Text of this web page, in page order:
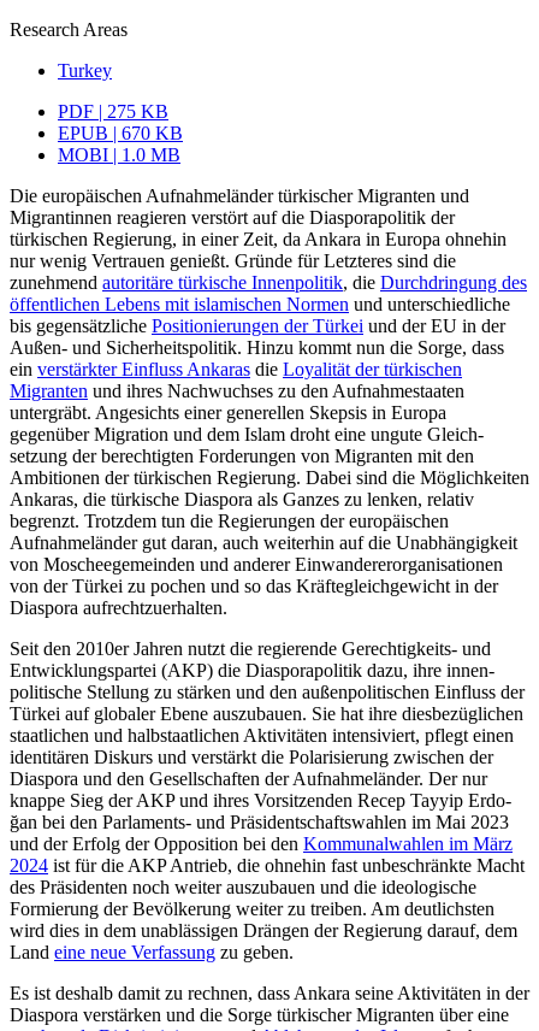
Research Areas
Turkey
PDF | 275 KB
EPUB | 670 KB
MOBI | 1.0 MB
Die europäischen Aufnahmeländer türkischer Migranten und
Migrantinnen reagieren verstört auf die Diasporapolitik der
türkischen Regierung, in einer Zeit, da Ankara in Europa ohnehin
nur wenig Vertrauen genießt. Gründe für Letzteres sind die
zunehmend autoritäre türkische Innenpolitik, die Durchdringung des
öffentlichen Lebens mit islamischen Normen und unterschiedliche
bis gegensätzliche Positionierungen der Türkei und der EU in der
Außen- und Sicherheitspolitik. Hinzu kommt nun die Sorge, dass
ein verstärkter Einfluss Ankaras die Loyalität der türkischen
Migranten und ihres Nachwuchses zu den Aufnahmestaaten
untergräbt. Angesichts einer gene­rellen Skepsis in Europa
gegenüber Migration und dem Islam droht eine ungute Gleich­
setzung der berechtigten Forderungen von Migranten mit den
Ambitionen der tür­kischen Regierung. Dabei sind die Möglichkeiten
Ankaras, die türkische Diaspora als Ganzes zu lenken, relativ
begrenzt. Trotzdem tun die Regierungen der europäischen
Aufnahmeländer gut daran, auch weiterhin auf die Unabhängigkeit
von Moschee­gemeinden und anderer Einwandererorganisationen
von der Türkei zu pochen und so das Kräftegleichgewicht in der
Diaspora aufrechtzuerhalten.
Seit den 2010er Jahren nutzt die regierende Gerechtigkeits- und
Entwicklungspartei (AKP) die Diasporapolitik dazu, ihre innen­
politische Stellung zu stärken und den außenpolitischen Einfluss der
Türkei auf globaler Ebene auszubauen. Sie hat ihre diesbezüglichen
staatlichen und halbstaatlichen Aktivitäten intensiviert, pflegt einen
identitären Diskurs und verstärkt die Pola­risierung zwischen der
Dia­spora und den Gesellschaften der Aufnahmeländer. Der nur
knappe Sieg der AKP und ihres Vor­sitzenden Recep Tayyip Erdo­
ğan bei den Parlaments- und Präsidentschaftswahlen im Mai 2023
und der Erfolg der Opposition bei den Kommunalwahlen im März
2024 ist für die AKP Antrieb, die ohnehin fast un­beschränkte Macht
des Prä­sidenten noch weiter auszubauen und die ideologische
Formierung der Bevölkerung weiter zu treiben. Am deutlichsten
wird dies in dem unablässigen Drängen der Regierung darauf, dem
Land eine neue Verfassung zu geben.
Es ist deshalb damit zu rechnen, dass Ankara seine Aktivitäten in der
Diaspora verstärken und die Sorge türkischer Migran­ten über eine